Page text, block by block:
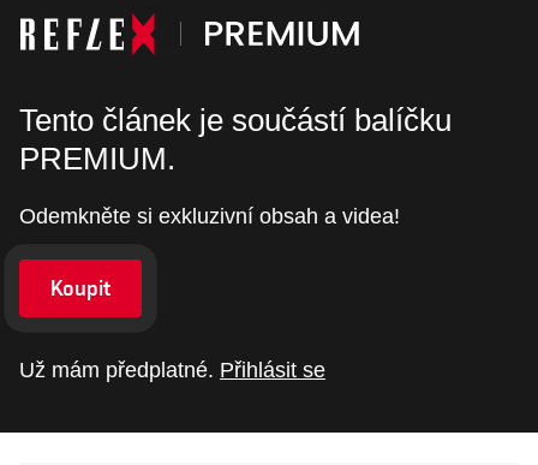
Tento článek je součástí balíčku
PREMIUM.
Odemkněte si exkluzivní obsah a videa!
Koupit
Už mám předplatné. Přihlásit se